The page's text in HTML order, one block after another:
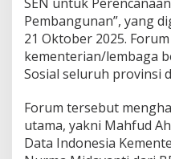
u
n
a
n
B
b
a
s
Pembangunan”, yang
21 Oktober 2025.
kementerian/lembaga
Sosial seluruh provinsi
Forum tersebut
utama, yakni Mahfud
Data Indonesia